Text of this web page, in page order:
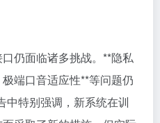
仍面临诸多挑战。**隐私
端口音适应性**等问题仍
中特别强调，新系统在训